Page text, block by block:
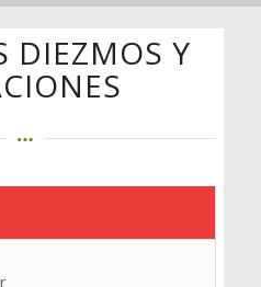
DIEZMOS Y